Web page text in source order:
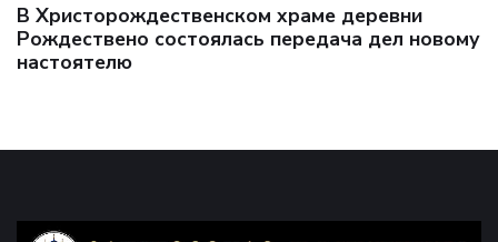
В Христорождественском храме деревни
Рождествено состоялась передача дел новому
настоятелю